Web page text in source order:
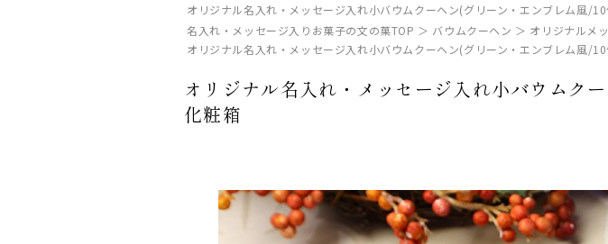
オリジナル名入れ・メッセージ入れ小バウムクーヘン(グリーン・エンブレム風/
名入れ・メッセージ入りお菓子の文の菓TOP
バウムクーヘン
オリジナルメ
オリジナル名入れ・メッセージ入れ小バウムクーヘン(グリーン・エンブレム風/
オリジナル名入れ・メッセージ入れ小バウムク
化粧箱